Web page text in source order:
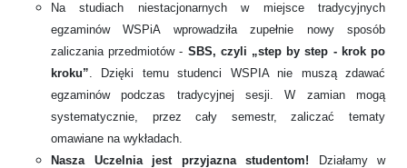
Na studiach niestacjonarnych w miejsce tradycyjnych
egzaminów WSPiA wprowadziła zupełnie nowy sposób
zaliczania przedmiotów - SBS, czyli „step by step - krok po
kroku”. Dzięki temu studenci WSPIA nie muszą zdawać
egzaminów podczas tradycyjnej sesji. W zamian mogą
systematycznie, przez cały semestr, zaliczać tematy
omawiane na wykładach.
Nasza Uczelnia jest przyjazna studentom! Działamy w